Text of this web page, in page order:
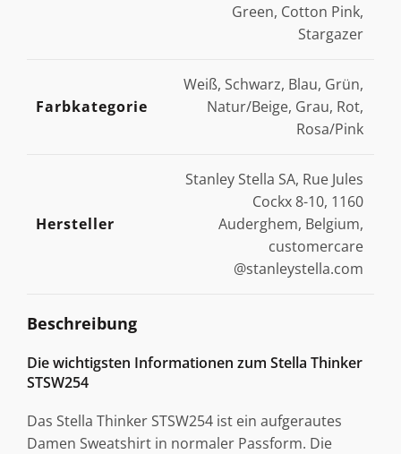
Green, Cotton Pink,
Stargazer
Farbkategorie
Weiß, Schwarz, Blau, Grün,
Natur/Beige, Grau, Rot,
Rosa/Pink
Hersteller
Stanley Stella SA, Rue Jules
Cockx 8-10, 1160
Auderghem, Belgium,
customercare
@stanleystella.com
Beschreibung
Die wichtigsten Informationen zum Stella Thinker
STSW254
Das Stella Thinker STSW254 ist ein aufgerautes
Damen Sweatshirt in normaler Passform. Die